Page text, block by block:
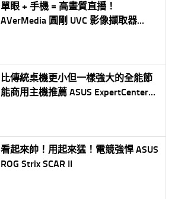
單眼 + 手機 = 高畫質直播！
AVerMedia 圓剛 UVC 影像擷取器
比傳統桌機更小但一樣強大的全能節
能商用主機推薦 ASUS ExpertCenter
看起來帥！用起來猛！電競強悍 ASUS
ROG Strix SCAR II